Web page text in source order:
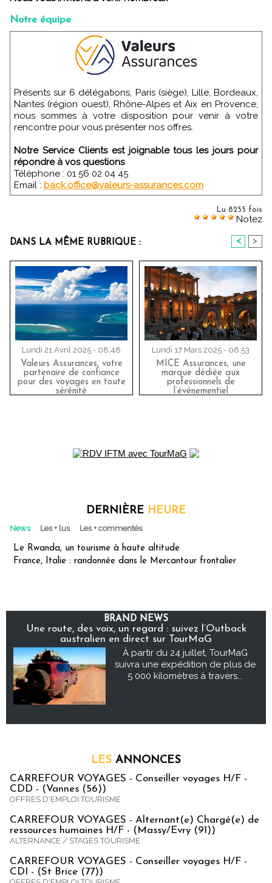
Notre équipe
Présents sur 6 délégations, Paris (siège), Lille, Bordeaux,
Nantes (région ouest), Rhône-Alpes et Aix en Provence,
nous sommes à votre disposition pour venir à votre
rencontre pour vous présenter nos offres.
Notre Service Clients est joignable tous les jours pour
répondre à vos questions
Téléphone : 01 56 02 04 45
Email : back.office@valeurs-assurances.com
Lu 8255 fois
Notez
DANS LA MÊME RUBRIQUE : < >
Lundi 21 Avril 2025 - 08:48
Valeurs Assurances, votre
partenaire de confiance
pour des voyages en toute
sérénité
Lundi 17 Mars 2025 - 06:53
MICE Assurances, une
marque dédiée aux
professionnels de
l’événementiel
DERNIÈRE HEURE
News Les + lus Les + commentés
Le Rwanda, un tourisme à haute altitude
France, Italie : randonnée dans le Mercantour frontalier
BRAND NEWS
Une route, des voix, un regard : suivez l’Outback
australien en direct sur TourMaG
À partir du 24 juillet, TourMaG
suivra une expédition de plus de
5 000 kilomètres à travers...
LES ANNONCES
CARREFOUR VOYAGES - Conseiller voyages H/F -
CDD - (Vannes (56))
OFFRES D'EMPLOI TOURISME
CARREFOUR VOYAGES - Alternant(e) Chargé(e) de
ressources humaines H/F - (Massy/Evry (91))
ALTERNANCE / STAGES TOURISME
CARREFOUR VOYAGES - Conseiller voyages H/F -
CDI - (St Brice (77))